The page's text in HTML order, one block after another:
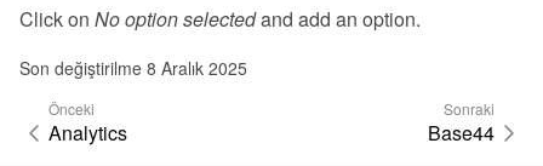
Click on No option selected and add an option.
Son değiştirilme 8 Aralık 2025
Önceki
Analytics
Sonraki
Base44